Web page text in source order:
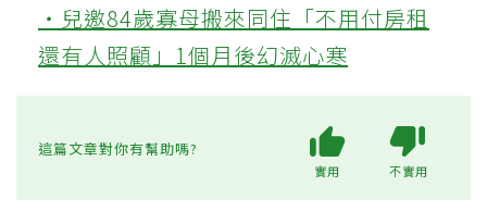
‧兒邀84歲寡母搬來同住「不用付房租
還有人照顧」1個月後幻滅心寒
這篇文章對你有幫助嗎?
實用 不實用